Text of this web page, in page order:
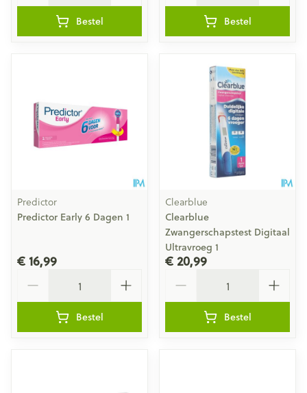
Bestel Bestel
Predictor
Predictor Early 6 Dagen 1
€ 16,99
Bestel
Clearblue
Clearblue
Zwangerschapstest Digitaal
Ultravroeg 1
€ 20,99
Bestel